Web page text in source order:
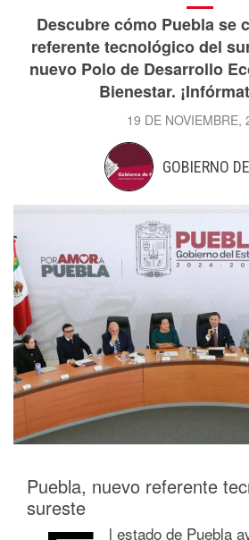
Descubre cómo Puebla se
referente tecnológico del
nuevo Polo de Desarrollo
Bienestar.
19 DE NOVIEMBRE,
GOBIERNO
Puebla, nuevo referente
sureste
l estado de Puebla